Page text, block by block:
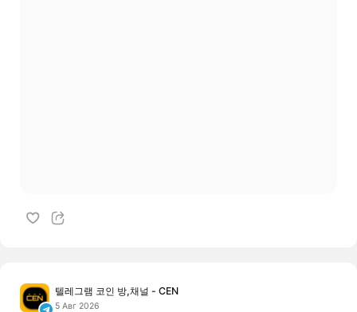
텔레그램 코인 방,채널 - CEN
5 Авг 2026